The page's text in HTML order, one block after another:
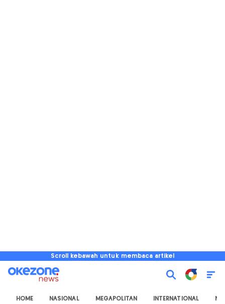
Scroll kebawah untuk membaca artikel
HOME NASIONAL MEGAPOLITAN INTERNATIONAL